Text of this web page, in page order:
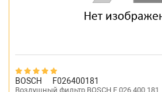
BOSCH F026400181
Воздушный фильтр BOSCH F 026 400 181